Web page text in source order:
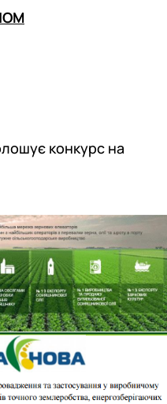
конкурс на